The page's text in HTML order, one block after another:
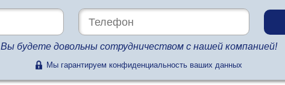
Вы будете довольны сотрудничеством с нашей компанией!
Мы гарантируем конфиденциальность ваших данных